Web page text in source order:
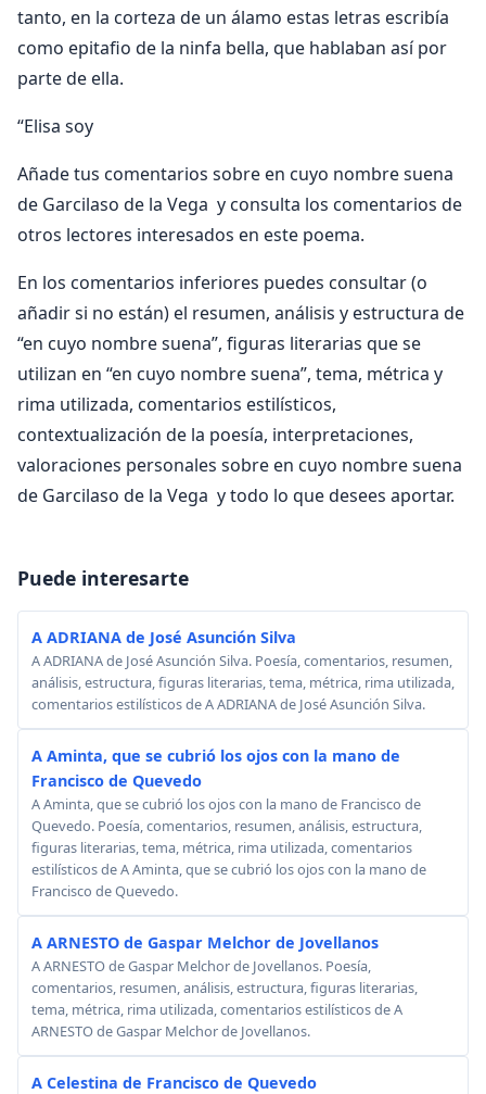
tanto, en la corteza de un álamo estas letras escribía
como epitafio de la ninfa bella, que hablaban así por
parte de ella.
“Elisa soy
Añade tus comentarios sobre en cuyo nombre suena
de Garcilaso de la Vega y consulta los comentarios de
otros lectores interesados en este poema.
En los comentarios inferiores puedes consultar (o
añadir si no están) el resumen, análisis y estructura de
“en cuyo nombre suena”, figuras literarias que se
utilizan en “en cuyo nombre suena”, tema, métrica y
rima utilizada, comentarios estilísticos,
contextualización de la poesía, interpretaciones,
valoraciones personales sobre en cuyo nombre suena
de Garcilaso de la Vega y todo lo que desees aportar.
Puede interesarte
A ADRIANA de José Asunción Silva
A ADRIANA de José Asunción Silva. Poesía, comentarios, resumen,
análisis, estructura, figuras literarias, tema, métrica, rima utilizada,
comentarios estilísticos de A ADRIANA de José Asunción Silva.
A Aminta, que se cubrió los ojos con la mano de
Francisco de Quevedo
A Aminta, que se cubrió los ojos con la mano de Francisco de
Quevedo. Poesía, comentarios, resumen, análisis, estructura,
figuras literarias, tema, métrica, rima utilizada, comentarios
estilísticos de A Aminta, que se cubrió los ojos con la mano de
Francisco de Quevedo.
A ARNESTO de Gaspar Melchor de Jovellanos
A ARNESTO de Gaspar Melchor de Jovellanos. Poesía,
comentarios, resumen, análisis, estructura, figuras literarias,
tema, métrica, rima utilizada, comentarios estilísticos de A
ARNESTO de Gaspar Melchor de Jovellanos.
A Celestina de Francisco de Quevedo